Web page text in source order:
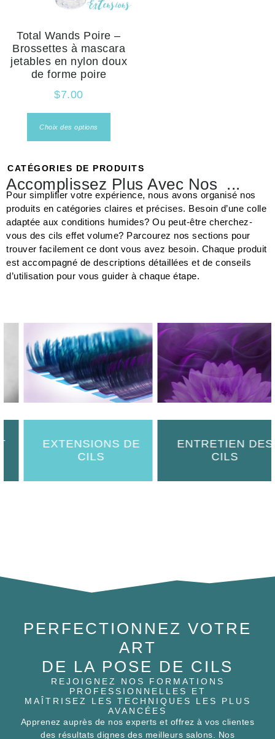
Total Wands Poire –
Brossettes à mascara
jetables en nylon doux
de forme poire
$7.00
Choix des options
CATÉGORIES DE PRODUITS
Accomplissez Plus Avec Nos
Pour simplifier votre expérience, nous avons organisé nos
produits en catégories claires et précises. Besoin d’une colle
adaptée aux conditions humides? Ou peut-être cherchez-
vous des cils effet volume? Parcourez nos sections pour
trouver facilement ce dont vous avez besoin. Chaque produit
est accompagné de descriptions détaillées et de conseils
d’utilisation pour vous guider à chaque étape.
EXTENSIONS DE
CILS
ENTRETIEN DES
CILS
PERFECTIONNEZ VOTRE
ART
DE LA POSE DE CILS
REJOIGNEZ NOS FORMATIONS
PROFESSIONNELLES ET
MAÎTRISEZ LES TECHNIQUES LES PLUS
AVANCÉES
Apprenez auprès de nos experts et offrez à vos clientes
des résultats dignes des meilleurs salons. Nos